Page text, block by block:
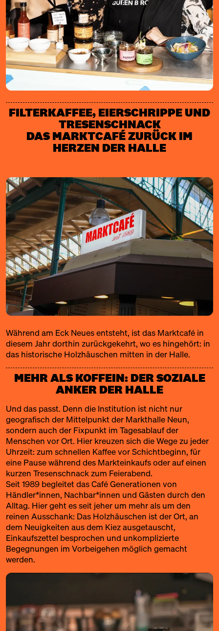
FILTERKAFFEE, EIERSCHRIPPE UND
TRESENSCHNACK
DAS MARKTCAFÉ ZURÜCK IM
HERZEN DER HALLE
Während am Eck Neues entsteht, ist das Marktcafé in
diesem Jahr dorthin zurückgekehrt, wo es hingehört: in
das historische Holzhäuschen mitten in der Halle.
MEHR ALS KOFFEIN: DER SOZIALE
ANKER DER HALLE
Und das passt. Denn die Institution ist nicht nur
geografisch der Mittelpunkt der Markthalle Neun,
sondern auch der Fixpunkt im Tagesablauf der
Menschen vor Ort. Hier kreuzen sich die Wege zu jeder
Uhrzeit: zum schnellen Kaffee vor Schichtbeginn, für
eine Pause während des Markteinkaufs oder auf einen
kurzen Tresenschnack zum Feierabend.
Seit 1989 begleitet das Café Generationen von
Händler*innen, Nachbar*innen und Gästen durch den
Alltag. Hier geht es seit jeher um mehr als um den
reinen Ausschank: Das Holzhäuschen ist der Ort, an
dem Neuigkeiten aus dem Kiez ausgetauscht,
Einkaufszettel besprochen und unkomplizierte
Begegnungen im Vorbeigehen möglich gemacht
werden.